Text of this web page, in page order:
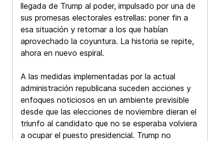
llegada de Trump al poder, impulsado por una de
sus promesas electorales estrellas: poner fin a
esa situación y retornar a los que habían
aprovechado la coyuntura. La historia se repite,
ahora en nuevo espiral.
A las medidas implementadas por la actual
administración republicana suceden acciones y
enfoques noticiosos en un ambiente previsible
desde que las elecciones de noviembre dieran el
triunfo al candidato que no se esperaba volviera
a ocupar el puesto presidencial. Trump no